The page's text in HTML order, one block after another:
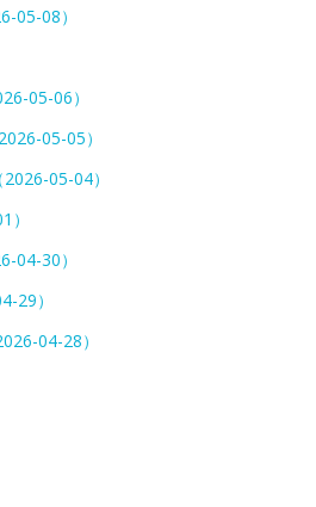
05-08）
05-06）
05-05）
2026-05-04）
04-30）
29）
04-28）